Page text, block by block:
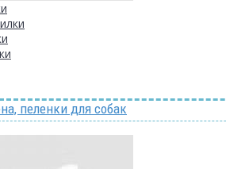
пеленки для собак